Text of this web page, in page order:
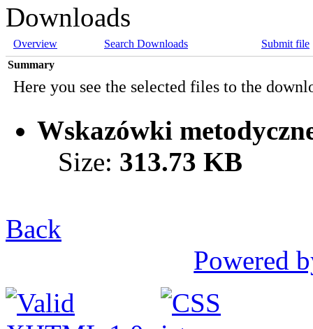
Downloads
Overview Search Downloads
Submit file
Summary
Here you see the selected files to the
Wskazówki
Size: 313.73 KB
Back
Powered